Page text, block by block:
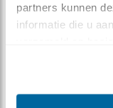
partners kunnen
informatie die u